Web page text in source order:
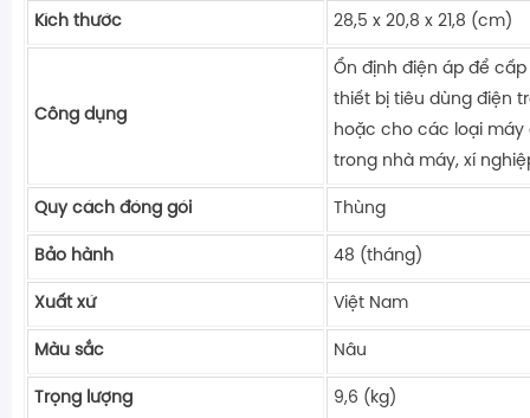
Kích thước 28,5 x 20,8 x 21,8 (cm)
Công dụng
Ổn định điện áp để
thiết bị tiêu dùng điện
hoặc cho các loại máy
trong nhà máy, xí
Quy cách đóng gói Thùng
Bảo hành 48 (tháng)
Xuất xứ Việt Nam
Màu sắc Nâu
Trọng lượng 9,6 (kg)